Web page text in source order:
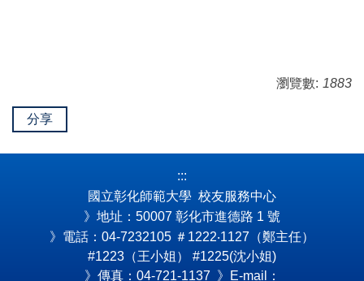
瀏覽數: 1883
分享
:::
國立彰化師範大學 校友服務中心
》地址：50007 彰化市進德路 1 號
》電話：04-7232105 ＃1222‧1127（鄭主任）
#1223（王小姐） #1225(沈小姐)
》傳真：04-721-1137 》E-mail：